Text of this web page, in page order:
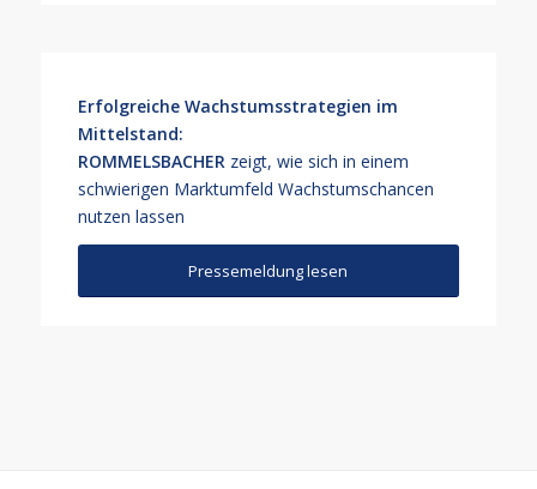
Erfolgreiche Wachstumsstrategien im
Mittelstand:
ROMMELSBACHERzeigt, wie sich in einem
schwierigen Marktumfeld Wachstumschancen
nutzen lassen
Pressemeldung lesen